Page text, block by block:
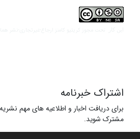
اشتراک خبرنامه
برای دریافت اخبار و اطلاعیه های مهم
مشترک شوید.